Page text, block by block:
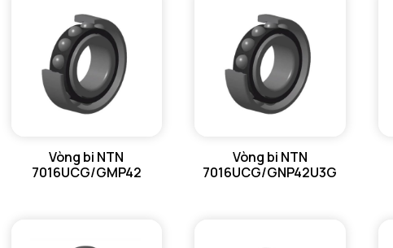
Vòng bi NTN
7016UCG/GMP42
Vòng bi NTN
7016UCG/GNP42U3G